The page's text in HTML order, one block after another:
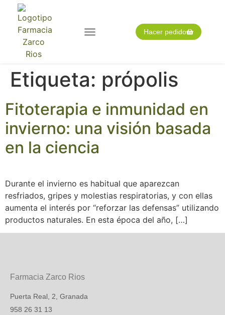
Hacer pedido
Etiqueta: própolis
Fitoterapia e inmunidad en
invierno: una visión basada
en la ciencia
Durante el invierno es habitual que aparezcan
resfriados, gripes y molestias respiratorias, y con ellas
aumenta el interés por “reforzar las defensas” utilizando
productos naturales. En esta época del año, […]
Farmacia Zarco Rios
Puerta Real, 2, Granada
958 26 31 13